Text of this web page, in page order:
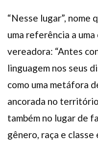
“Nesse lugar”, nome
uma referência a
vereadora: “Antes
linguagem nos seus
como uma metáfora
ancorada no
também no lugar de
gênero, raça e classe